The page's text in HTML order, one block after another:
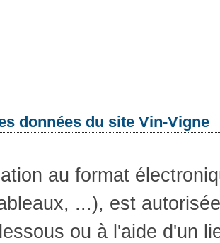
données du site Vin-Vigne
au format
...), est
ou à l'aide d'un